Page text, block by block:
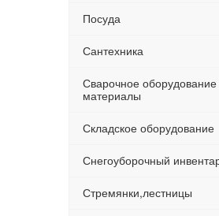
Посуда
Сантехника
Сварочное оборудование
материалы
Складское оборудование
Снегоуборочный
Стремянки,лестницы